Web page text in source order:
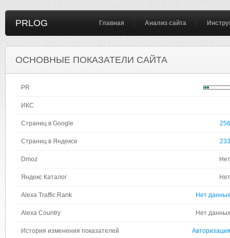
PRLOG Главная Анализ сайта
ОСНОВНЫЕ ПОКАЗАТЕЛИ САЙТА
PR
ИКС
Страниц в Google 256
Страниц в Яндексе 233
Dmoz Нет
Яндекс Каталог Нет
Alexa Traffic Rank Нет данных
Alexa Country Нет данных
История изменения показателей Авторизация